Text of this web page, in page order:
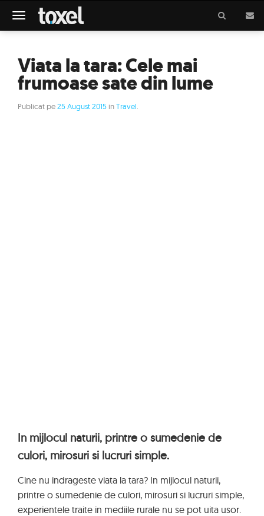
Meniu
Viata la tara: Cele mai
frumoase sate din lume
Publicat pe25 August 2015 inTravel
In mijlocul naturii, printre o sumedenie de
culori, mirosuri si lucruri simple.
Cine nu indrageste viata la tara? In mijlocul naturii,
printre o sumedenie de culori, mirosuri si lucruri simple,
experientele traite in mediile rurale nu se pot uita usor.